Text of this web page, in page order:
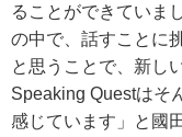
ることができていま
の中で、話すことに
と思うことで、新し
Speaking Questはそ
感じています」と國